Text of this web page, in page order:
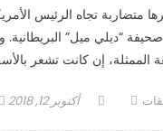
متضاربة تجاه الرئيس
“ديلي ميل” البريطانية.
Postedأكتوبر 12, 2018 Author